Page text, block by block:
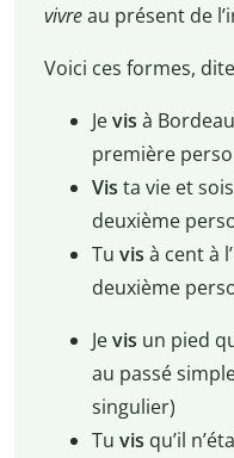
vivreau présent de
Voici ces formes,
Jevis à
première
Vis ta vie et
deuxième
Tu vis à cent à
deuxième
Jevis un pied
au passé
singulier)
Tu vis qu’il